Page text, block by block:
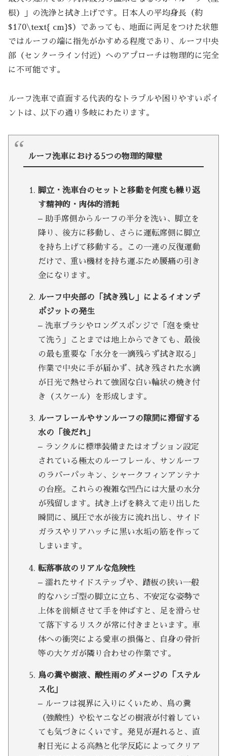
根）」の洗浄と拭き上げです。日本人の平均身長（約
$170\text{ cm}$）であっても、地面に両足をつけた状態
ではルーフの端に指先がかすめる程度であり、ルーフ中央
部（センターライン付近）へのアプローチは物理的に完全
に不可能です。
ルーフ洗車で直面する代表的なトラブルや困りやすいポイ
ントは、以下の通り多岐にわたります。
ルーフ洗車における5つの物理的障壁
脚立・洗車台のセットと移動を何度も繰り返
す精神的・肉体的消耗
– 助手席側からルーフの半分を洗い、脚立を
降り、後方に移動し、さらに運転席側に脚立
を持ち上げて移動する。この一連の反復運動
だけで、重い機材を持ち運ぶため腰痛の引き
金になります。
ルーフ中央部の「拭き残し」によるイオンデ
ポジットの発生
– 洗車ブラシやロングスポンジで「泡を乗せ
て洗う」ことまでは地上からできても、最後
の最も重要な「水分を一滴残らず拭き取る」
作業で中央に手が届かず、拭き残された水滴
が日光で熱せられて強固な白い輪状の焼き付
き（スケール）を形成します。
ルーフレールやサンルーフの隙間に滞留する
水の「後だれ」
– ランクルに標準装備またはオプション設定
されている極太のルーフレール、サンルーフ
のラバーパッキン、シャークフィンアンテナ
の台座。これらの複雑な凹凸には大量の水分
が残留します。拭き上げを終えて走り出した
瞬間に、風圧で水が後方に流れ出し、サイド
ガラスやリアハッチに黒い水垢の筋を作って
しまいます。
転落事故のリアルな危険性
– 濡れたサイドステップや、踏板の狭い一般
的なハシゴ型の脚立に立ち、不安定な姿勢で
上体を前傾させて手を伸ばすと、足を滑らせ
て落下するリスクが常に付きまといます。車
体への衝突による愛車の損傷と、自身の骨折
等の大ケガが隣り合わせの作業です。
鳥の糞や樹液、酸性雨のダメージの「ステル
ス化」
– ルーフは視界に入りにくいため、鳥の糞
（強酸性）や松ヤニなどの樹液が付着してい
ても気づきにくいです。発見が遅れると、直
射日光による高熱と化学反応によってクリア